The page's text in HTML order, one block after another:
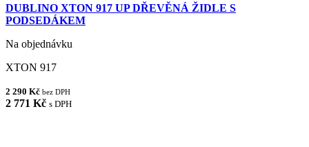
DUBLINO XTON 917 UP DŘEVĚNÁ ŽIDLE S
PODSEDÁKEM
Na objednávku
XTON 917
2 290 Kč bez DPH
2 771 Kč s DPH